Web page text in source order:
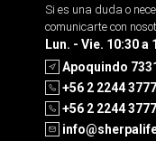
Si es una duda o
comunicarte con
Lun. - Vie. 10:30 a
Apoquindo
+56 2 2244 3777
+56 2 2244 3777